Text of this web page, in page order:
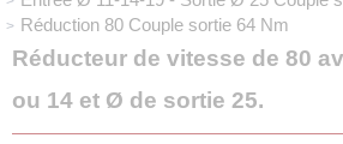
Réduction 80 Couple sortie 64 Nm
Réducteur de vitesse de 80
ou 14 et Ø de sortie 25.